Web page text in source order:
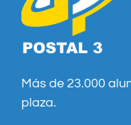
Más de 23.000
plaza.